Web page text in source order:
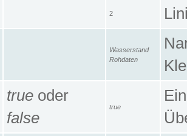
2
Wasserstand
Rohdaten
true oder
false
true